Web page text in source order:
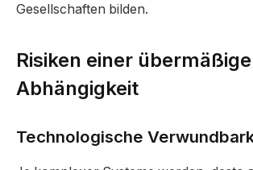
Gesellschaften bilden.
Risiken einer
Abhängigkeit
Technologische